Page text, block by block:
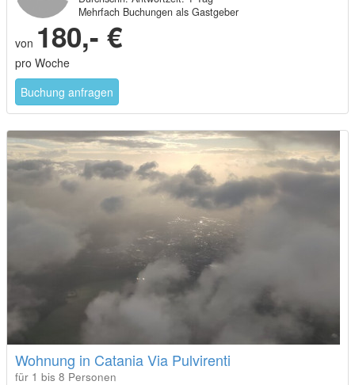
Mehrfach Buchungen als Gastgeber
von 180,- €
pro Woche
Buchung anfragen
Wohnung in Catania Via Pulvirenti
für 1 bis 8 Personen